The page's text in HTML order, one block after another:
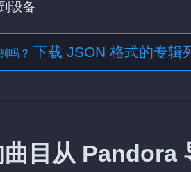
设备
吗？ 下载 JSON 格式的专辑
目从 Pandora